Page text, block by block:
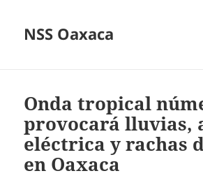
NSS Oaxaca
Onda tropical
provocará lluvias,
eléctrica y rachas
en Oaxaca